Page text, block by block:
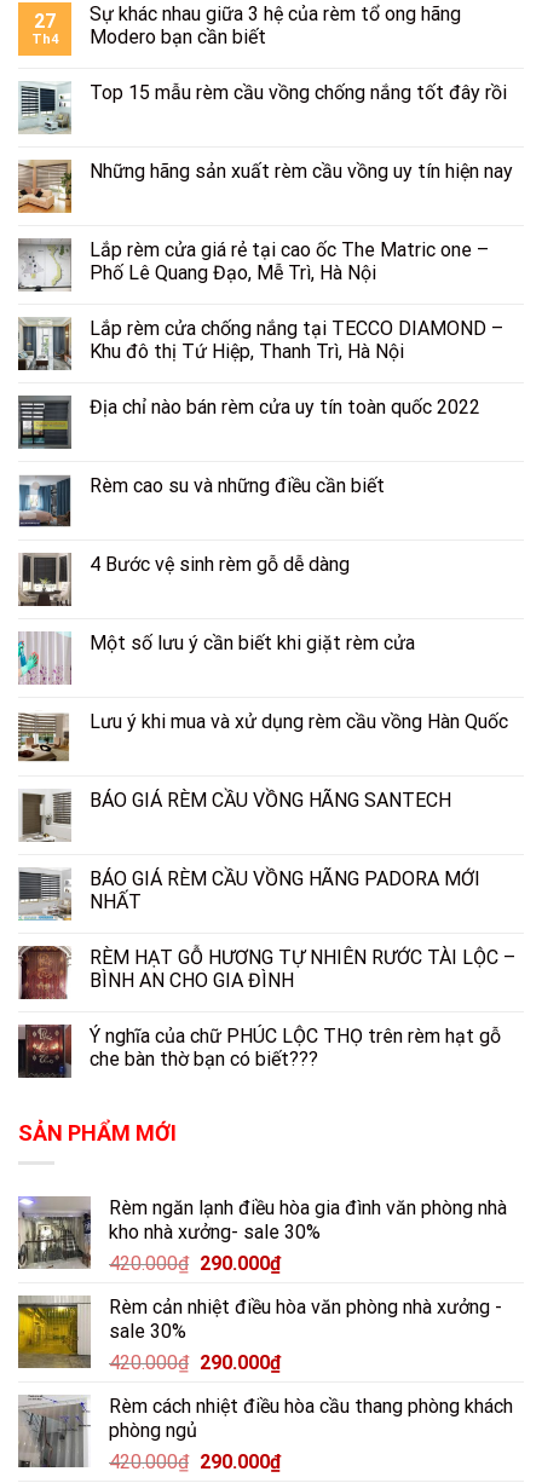
27
Th4
Sự khác nhau giữa 3 hệ của rèm tổ ong hãng
Modero bạn cần biết
Top 15 mẫu rèm cầu vồng chống nắng tốt đây rồi
Những hãng sản xuất rèm cầu vồng uy tín hiện nay
Lắp rèm cửa giá rẻ tại cao ốc The Matric one –
Phố Lê Quang Đạo, Mễ Trì, Hà Nội
Lắp rèm cửa chống nắng tại TECCO DIAMOND –
Khu đô thị Tứ Hiệp, Thanh Trì, Hà Nội
Địa chỉ nào bán rèm cửa uy tín toàn quốc 2022
Rèm cao su và những điều cần biết
4 Bước vệ sinh rèm gỗ dễ dàng
Một số lưu ý cần biết khi giặt rèm cửa
Lưu ý khi mua và xử dụng rèm cầu vồng Hàn Quốc
BÁO GIÁ RÈM CẦU VỒNG HÃNG SANTECH
BÁO GIÁ RÈM CẦU VỒNG HÃNG PADORA MỚI
NHẤT
RÈM HẠT GỖ HƯƠNG TỰ NHIÊN RƯỚC TÀI LỘC –
BÌNH AN CHO GIA ĐÌNH
Ý nghĩa của chữ PHÚC LỘC THỌ trên rèm hạt gỗ
che bàn thờ bạn có biết???
SẢN PHẨM MỚI
Rèm ngăn lạnh điều hòa gia đình văn phòng nhà
kho nhà xưởng- sale 30%
420.000₫ 290.000₫
Rèm cản nhiệt điều hòa văn phòng nhà xưởng -
sale 30%
420.000₫ 290.000₫
Rèm cách nhiệt điều hòa cầu thang phòng khách
phòng ngủ
420.000₫ 290.000₫